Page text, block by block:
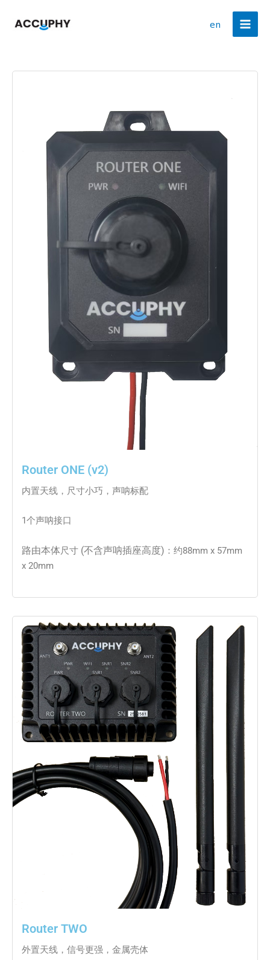
en
Router ONE (v2)
内置天线，尺寸小巧，声呐标配
1个声呐接口
路由本体尺寸 (不含声呐插座高度) ：约88mm x 57mm
x 20mm
Router TWO
外置天线，信号更强，金属壳体